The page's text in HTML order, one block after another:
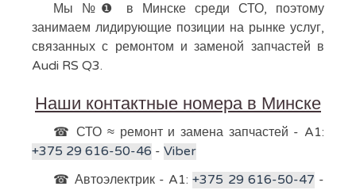
Мы №❶ в Минске среди СТО, поэтому
занимаем лидирующие позиции на рынке услуг,
связанных с ремонтом и заменой запчастей в
Audi RS Q3.
Наши контактные номера в Минске
☎ СТО ≈ ремонт и замена запчастей - A1:
+375 29 616-50-46 - Viber
☎ Автоэлектрик - A1:+375 29 616-50-47 -